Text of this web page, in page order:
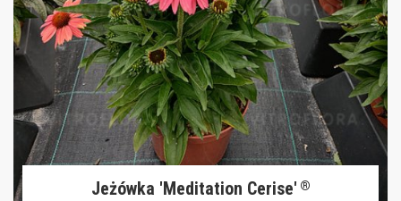
Jeżówka 'Meditation Cerise' ®